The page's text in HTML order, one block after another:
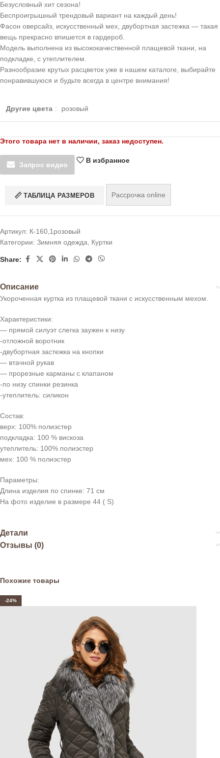
Безусловный хит сезона!
Беспроигрышный трендовый вариант на каждый день!
Фасон оверсайз, искусственный мех, двубортная застежка — такая
вещь прекрасно впишется в гардероб.
Модель выполнена из высококачественной плащевой ткани, на
подкладке, с утеплителем.
Разнообразие крутых расцветок уже в нашем каталоге, выбирайте
понравившуюся и будьте всегда в центре внимания!
Другие цвета : розовый
Этого товара нет в наличии, заказ недоступен.
Запрос видео
В избранное
ТАБЛИЦА РАЗМЕРОВ Рассрочка online
Артикул: К-160,1розовый
Категории: Зимняя одежда, Куртки
Share:
Описание
Укороченная куртка из плащевой ткани с искусственным мехом.
Характеристики:
— прямой силуэт слегка заужен к низу
-отложной воротник
-двубортная застежка на кнопки
— втачной рукав
— прорезные карманы с клапаном
-по низу спинки резинка
-утеплитель: силикон
Состав:
верх: 100% полиэстер
подкладка: 100 % вискоза
утеплитель: 100% полиэстер
мех: 100 % полиэстер
Параметры:
Длина изделия по спинке: 71 см
На фото изделие в размере 44 ( S)
Детали
Отзывы (0)
Похожие товары
-24%